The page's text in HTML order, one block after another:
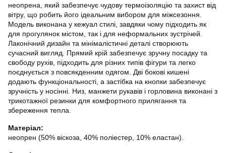
неопрена, який забезпечує чудову термоізоляцію та захист від
вітру, що робить його ідеальним вибором для міжсезоння.
Модель виконана у кежуал стилі, завдяки чому підходить як
для прогулянок містом, так і для неформальних зустрічей.
Лаконічний дизайн та мінімалістичні деталі створюють
сучасний вигляд. Прямий крій забезпечує зручну посадку та
свободу рухів, підходить для різних типів фігури та легко
поєднується з повсякденним одягом. Дві бокові кишені
додають функціональності, а застібка на кнопки забезпечує
зручність у носінні. Низ, манжети рукавів і горловина виконані з
трикотажної резинки для комфортного прилягання та
збереження тепла.
Матеріал:
неопрен (50% віскоза, 40% поліестер, 10% еластан).